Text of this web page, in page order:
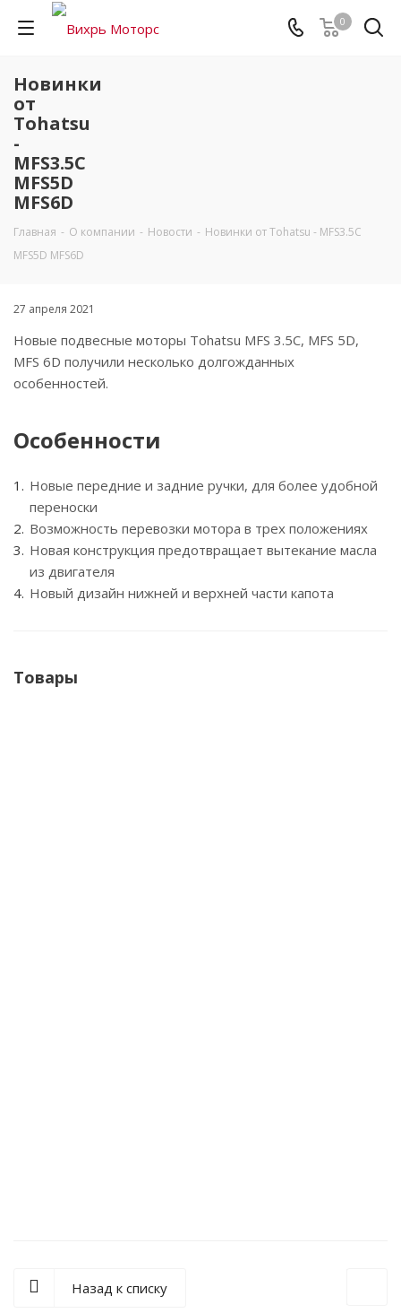
0
Новинки
от
Tohatsu
-
MFS3.5C
MFS5D
MFS6D
Главная - О компании - Новости - Новинки от Tohatsu - MFS3.5C
MFS5D MFS6D
27 апреля 2021
Новые подвесные моторы Tohatsu MFS 3.5C, MFS 5D,
MFS 6D получили несколько долгожданных
особенностей.
Особенности
Новые передние и задние ручки, для более удобной
переноски
Возможность перевозки мотора в трех положениях
Новая конструкция предотвращает вытекание масла
из двигателя
Новый дизайн нижней и верхней части капота
Товары
Назад к списку